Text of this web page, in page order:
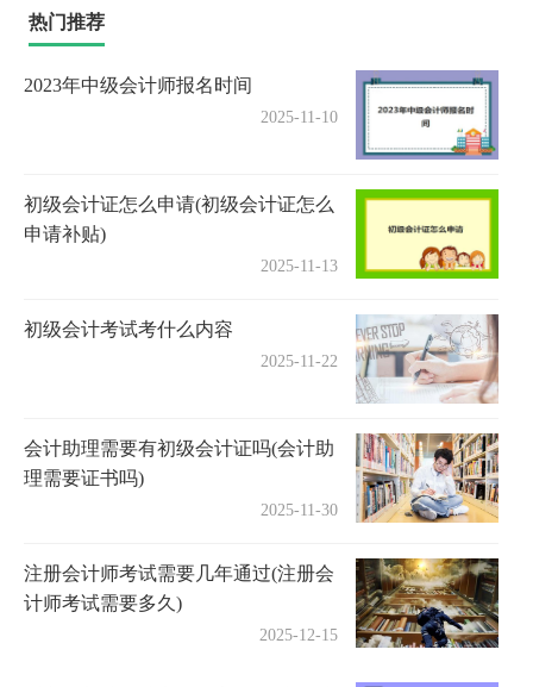
热门推荐
2023年中级会计师报名时间
2025-11-10
初级会计证怎么申请(初级会计证怎么
申请补贴)
2025-11-13
初级会计考试考什么内容
2025-11-22
会计助理需要有初级会计证吗(会计助
理需要证书吗)
2025-11-30
注册会计师考试需要几年通过(注册会
计师考试需要多久)
2025-12-15